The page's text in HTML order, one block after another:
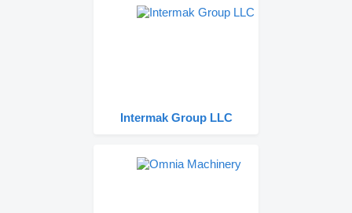
Intermak Group LLC